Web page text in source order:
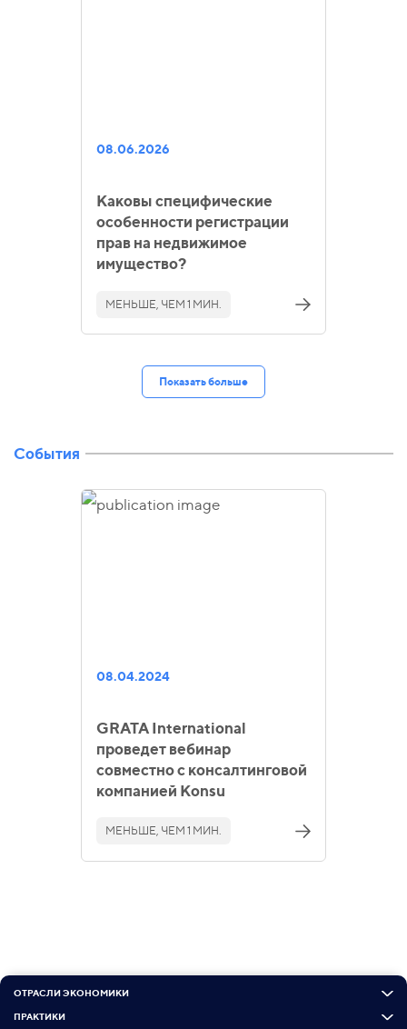
08.06.2026
Каковы специфические
особенности регистрации
прав на недвижимое
имущество?
МЕНЬШЕ, ЧЕМ 1 МИН.
Показать больше
События
08.04.2024
GRATA International
проведет вебинар
совместно с консалтинговой
компанией Konsu
МЕНЬШЕ, ЧЕМ 1 МИН.
ОТРАСЛИ ЭКОНОМИКИ
ПРАКТИКИ